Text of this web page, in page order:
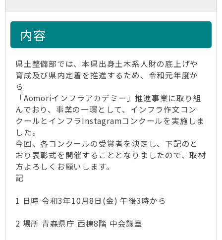
内容
県土整備部では、本県出身土木系人財の底上げや
育成及び県内定着を推進するため、令和元年度か
ら
「Aomoriインフラアカデミー」推進事業に取り組
んでおり、事業の一環として、インフラ作文コン
クールとインフラInstagramコンクールを実施しま
した。
今回、各コンクールの受賞者を決定し、下記のと
おり表彰式を開催することとなりましたので、取材
方よろしくお願いします。
記
1 日時 令和3年10月8日(金) 午後3時から
2 場所 青森県庁 西棟8階 中会議室